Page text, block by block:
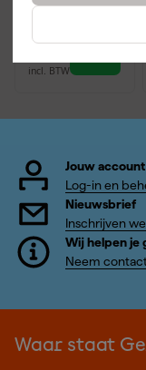
incl. BTW
Jouw account
Log-in en
Nieuwsbrief
Inschrijven
Wij helpen je
Neem
Waar staat